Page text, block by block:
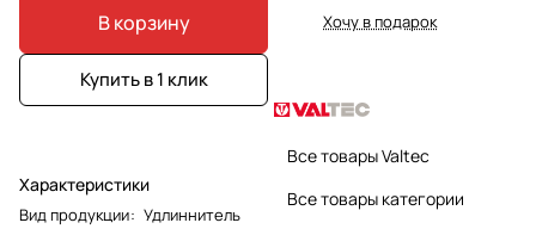
В корзину
Купить в 1 клик
Характеристики
Вид продукции: Удлиннитель
Хочу в подарок
Все товары Valtec
Все товары категории